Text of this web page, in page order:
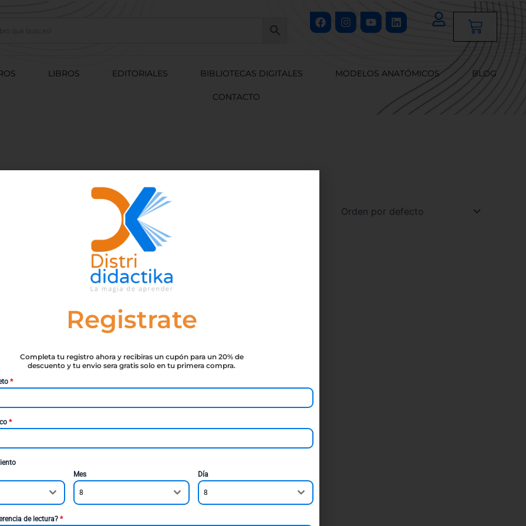
FacebookInstagram
YoutubeLinkedin
Cart
LIBROS EDITORIALES BIBLIOTECAS DIGITALES MODELOS ANATÓMICOS BLOG
CONTACTO
Registrate
Completa tu registro ahora y recibiras un cupón para un 20% de
descuento y tu envio sera gratis solo en tu primera compra.
*
*
Mes
8
Día
8
de lectura? *